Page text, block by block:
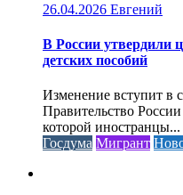
26.04.2026 Евгений
В России утвердили
детских пособий
Изменение вступит в
Правительство
которой иностранцы...
Госдума Мигрант